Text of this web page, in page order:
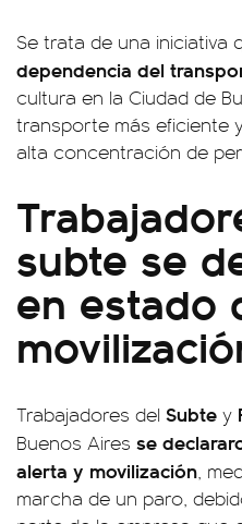
Se trata de una iniciativa
dependencia del
cultura en la Ciudad de
transporte más eficiente
alta concentración de
subte se
en estado
Trabajadores del Subte y
Buenos Aires se
alerta y movilización,
marcha de un paro,